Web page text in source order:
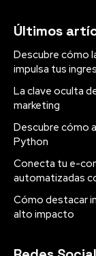
Últimos
Descubre cómo
impulsa tus
La clave oculta
marketing
Descubre cómo
Python
Conecta tu e-
automatizadas
Cómo destacar
alto impacto